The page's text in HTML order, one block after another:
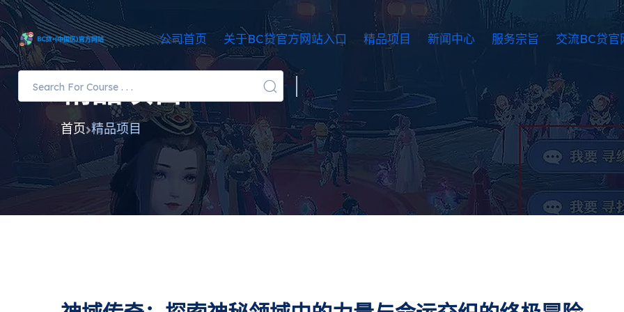
公司首页 关于BC贷官方网站入口 精品项目 新闻中心 服务宗旨 交流BC贷官
精品项目
首页 精品项目